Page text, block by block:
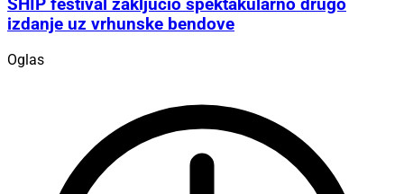
SHIP festival zaključio spektakularno drugo
izdanje uz vrhunske bendove
Oglas